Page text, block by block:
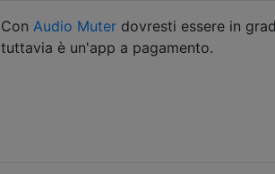
Con Audio Muter dovresti essere in
tuttavia è un'app a pagamento.